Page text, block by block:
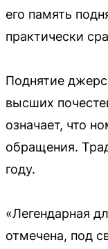
его память
практически
Поднятие
высших
означает, что
обращения.
году.
«Легендарная
отмечена, под